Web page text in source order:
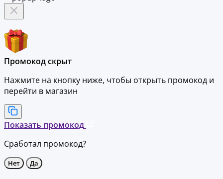
Промокод скрыт
Нажмите на кнопку ниже, чтобы открыть промокод и
перейти в магазин
Показать промокод
Сработал промокод?
Нет Да